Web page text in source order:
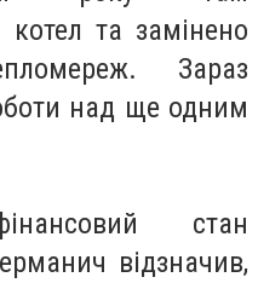
та замінено
Зараз
над ще одним
стан
відзначив,